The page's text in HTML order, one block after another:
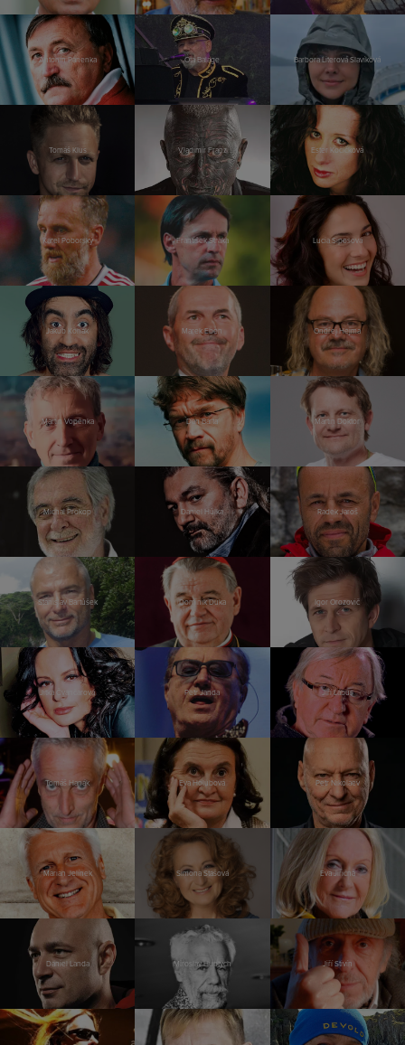
Antonín Panenka Ota Balage Barbora Literová Slavíková
Tomáš Klus Vladimír Franz Ester Kočičková
Karel Poborský František Straka Lucia Siposová
Jakub Kohák Marek Eben Ondřej Hejma
Martin Vopěnka Dan Bárta Martin Doktor
Michal Prokop Daniel Hůlka Radek Jaroš
Stanislav Bartůšek Dominik Duka Igor Orozovič
Jitka Čvančarová Petr Janda Jiří Lábus
Tomáš Hanák Eva Holubová Petr Nikolaev
Marian Jelínek Simona Stašová Eva Jiřičná
Daniel Landa Miroslav Huptych Jiří Stivín